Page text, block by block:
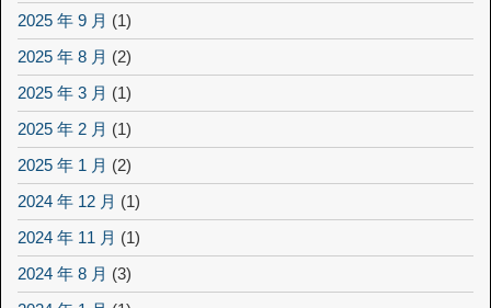
2025 年 9 月 (1)
2025 年 8 月 (2)
2025 年 3 月 (1)
2025 年 2 月 (1)
2025 年 1 月 (2)
2024 年 12 月 (1)
2024 年 11 月 (1)
2024 年 8 月 (3)